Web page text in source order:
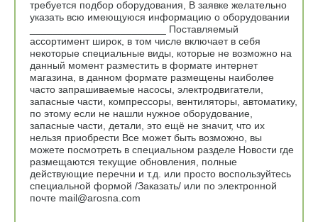
требуется подбор оборудования, В заявке желательно
указать всю имеющуюся информацию о оборудовании
________________________ Поставляемый
ассортимент широк, в том числе включает в себя
некоторые специальные виды, которые не возможно на
данный момент разместить в формате интернет
магазина, в данном формате размещены наиболее
часто запрашиваемые насосы, электродвигатели,
запасные части, компрессоры, вентиляторы, автоматику,
по этому если не нашли нужное оборудование,
запасные части, детали, это ещё не значит, что их
нельзя приобрести Все может быть возможно, вы
можете посмотреть в специальном разделе Новости где
размещаются текущие обновления, полные
действующие перечни и т.д. или просто воспользуйтесь
специальной формой /Заказать/ или по электронной
почте mail@arosna.com